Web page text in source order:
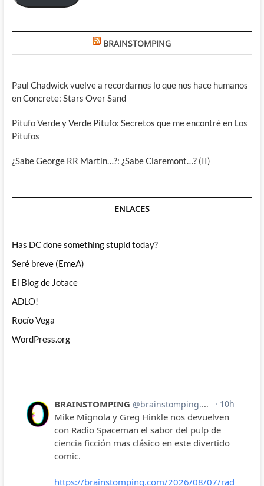
BRAINSTOMPING
Paul Chadwick vuelve a recordarnos lo que nos hace humanos
en Concrete: Stars Over Sand
Pitufo Verde y Verde Pitufo: Secretos que me encontré en Los
Pitufos
¿Sabe George RR Martin…?: ¿Sabe Claremont…? (II)
ENLACES
Has DC done something stupid today?
Seré breve (EmeA)
El Blog de Jotace
ADLO!
Rocío Vega
WordPress.org